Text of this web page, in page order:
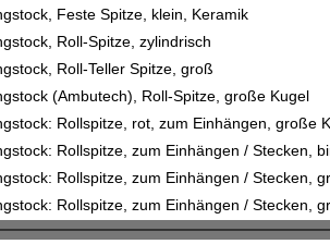
Feste Spitze, klein, Keramik
Roll-Spitze, zylindrisch
Roll-Teller Spitze, groß
(Ambutech), Roll-Spitze, große Kugel
Rollspitze, rot, zum Einhängen, große
Rollspitze, zum Einhängen / Stecken,
Rollspitze, zum Einhängen / Stecken,
Rollspitze, zum Einhängen / Stecken,